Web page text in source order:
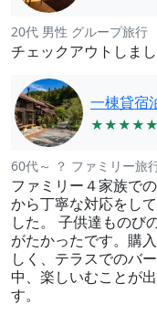
20代 男性 グループ旅行
チェックアウトしま
一棟貸
★★★★★
60代～ ？ ファミリー旅
ファミリー４家族で
から丁寧な対応をし
した。 子供達ものび
がたかったです。購
しく、テラスでのバ
中、楽しいむことが
す。